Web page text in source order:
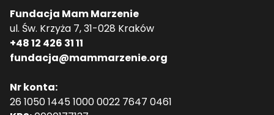
Fundacja Mam Marzenie
ul. Św. Krzyża 7, 31-028 Kraków
+48 12 426 31 11
fundacja@mammarzenie.org
Nr konta:
26 1050 1445 1000 0022 7647 0461